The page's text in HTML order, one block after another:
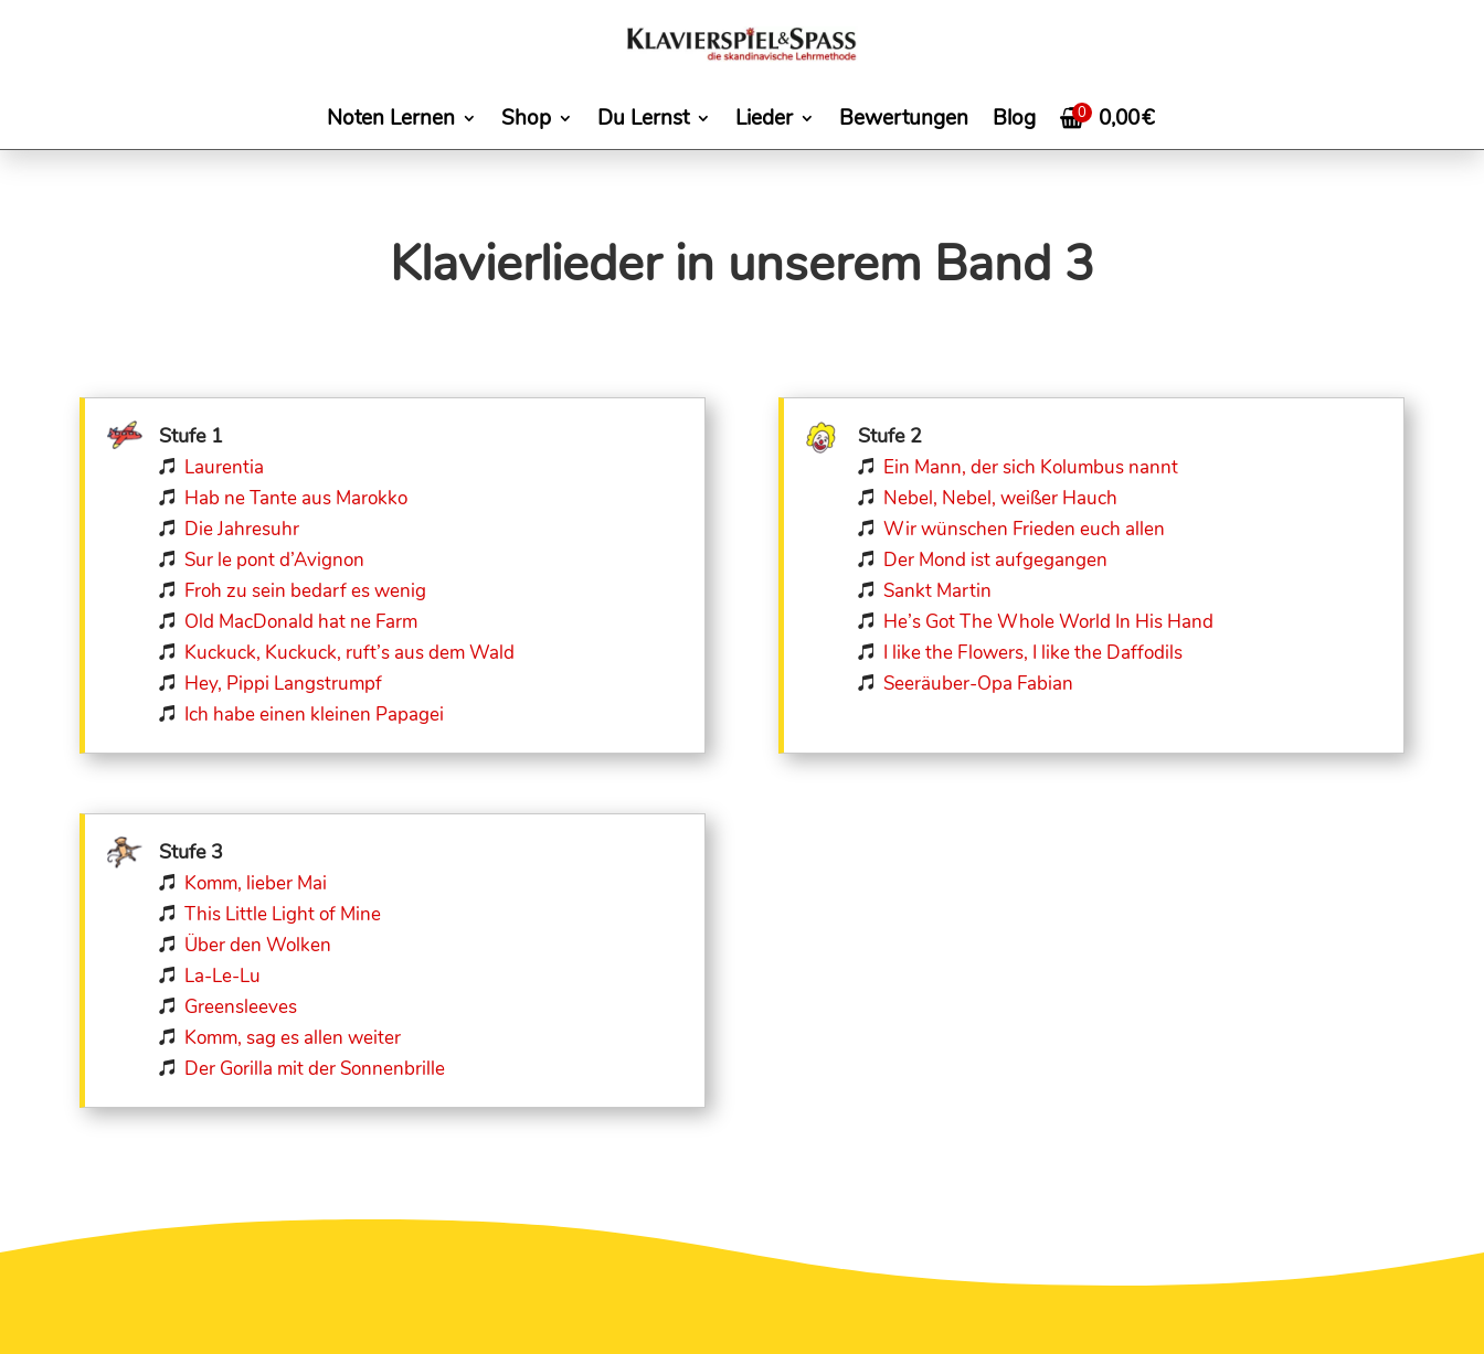
Noten Lernen Shop Du Lernst Lieder Bewertungen Blog 0,00€
0
Klavierlieder in unserem Band 3
Stufe 1
 Laurentia
 Hab ne Tante aus Marokko
 Die Jahresuhr
 Sur le pont d’Avignon
 Froh zu sein bedarf es wenig
 Old MacDonald hat ne Farm
 Kuckuck, Kuckuck, ruft’s aus dem Wald
 Hey, Pippi Langstrumpf
 Ich habe einen kleinen Papagei
Stufe 2
 Ein Mann, der sich Kolumbus nannt
 Nebel, Nebel, weißer Hauch
 Wir wünschen Frieden euch allen
 Der Mond ist aufgegangen
 Sankt Martin
 He’s Got The Whole World In His Hand
 I like the Flowers, I like the Daffodils
 Seeräuber-Opa Fabian
Stufe 3
 Komm, lieber Mai
 This Little Light of Mine
 Über den Wolken
 La-Le-Lu
 Greensleeves
 Komm, sag es allen weiter
 Der Gorilla mit der Sonnenbrille